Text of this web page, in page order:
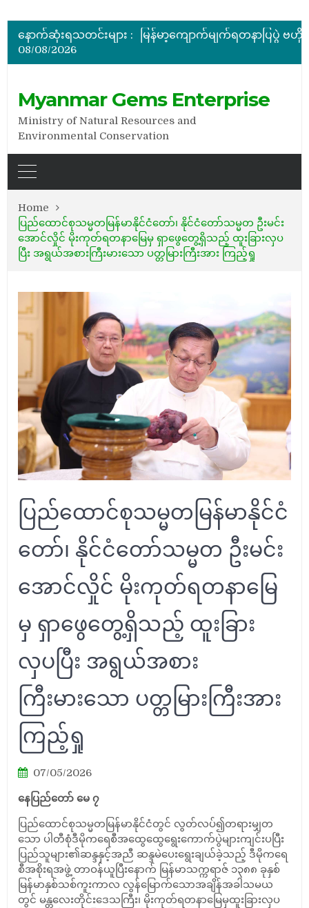
နောက်ဆုံးရသတင်းများ :
အိတ်ဖွင့်တင်ဒါခေါ်ယူခြင်း
08/08/2026
Myanmar Gems Enterprise
Ministry of Natural Resources and
Environmental Conservation
Home
ပြည်ထောင်စုသမ္မတမြန်မာနိုင်ငံတော်၊ နိုင်ငံတော်သမ္မတ ဦးမင်း
အောင်လှိုင် မိုးကုတ်ရတနာမြေမှ ရှာဖွေတွေ့ရှိသည့် ထူးခြားလှပ
ပြီး အရွယ်အစားကြီးမားသော ပတ္တမြားကြီးအား ကြည့်ရှု
ပြည်ထောင်စုသမ္မတမြန်မာနိုင်ငံ
တော်၊ နိုင်ငံတော်သမ္မတ ဦးမင်း
အောင်လှိုင် မိုးကုတ်ရတနာမြေ
မှ ရှာဖွေတွေ့ရှိသည့် ထူးခြား
လှပပြီး အရွယ်အစား
ကြီးမားသော ပတ္တမြားကြီးအား
ကြည့်ရှု
07/05/2026
နေပြည်တော် မေ ၇
ပြည်ထောင်စုသမ္မတမြန်မာနိုင်ငံတွင် လွတ်လပ်၍တရားမျှတ
သော ပါတီစုံဒီမိုကရေစီအထွေထွေရွေးကောက်ပွဲများကျင်းပပြီး
ပြည်သူများ၏ဆန္ဒနှင့်အညီ ဆန္ဒမဲပေးရွေးချယ်ခဲ့သည့် ဒီမိုကရေ
စီအစိုးရအဖွဲ့ တာဝန်ယူပြီးနောက် မြန်မာသက္ကရာဇ် ၁၃၈၈ ခုနှစ်
မြန်မာနှစ်သစ်ကူးကာလ လွန်မြောက်သောအချိန်အခါသမယ
တွင် မန္တလေးတိုင်းဒေသကြီး၊ မိုးကုတ်ရတနာမြေမှထူးခြားလှပ